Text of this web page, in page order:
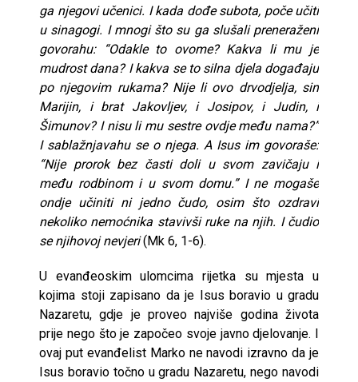
ga njegovi učenici. I kada dođe subota, poče učiti
u sinagogi. I mnogi što su ga slušali preneraženi
govorahu: “Odakle to ovome? Kakva li mu je
mudrost dana? I kakva se to silna djela događaju
po njegovim rukama? Nije li ovo drvodjelja, sin
Marijin, i brat Jakovljev, i Josipov, i Judin, i
Šimunov? I nisu li mu sestre ovdje među nama?”
I sablažnjavahu se o njega. A Isus im govoraše:
“Nije prorok bez časti doli u svom zavičaju i
među rodbinom i u svom domu.” I ne mogaše
ondje učiniti ni jedno čudo, osim što ozdravi
nekoliko nemoćnika stavivši ruke na njih. I čudio
se njihovoj nevjeri(Mk 6, 1-6).
U evanđeoskim ulomcima rijetka su mjesta u
kojima stoji zapisano da je Isus boravio u gradu
Nazaretu, gdje je proveo najviše godina života
prije nego što je započeo svoje javno djelovanje. I
ovaj put evanđelist Marko ne navodi izravno da je
Isus boravio točno u gradu Nazaretu, nego navodi